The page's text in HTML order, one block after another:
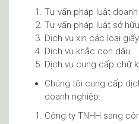
Tư vấn pháp luật
Tư vấn pháp luật sở
Dịch vụ xin các loại
Dịch vụ khắc con dấu.
Dịch vụ cung cấp chữ
Chúng tôi cung cấp
doanh nghiệp:
Công ty TNHH sang